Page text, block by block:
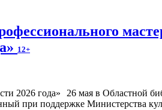
12+
26 мая в Областной
при поддержке Министерства